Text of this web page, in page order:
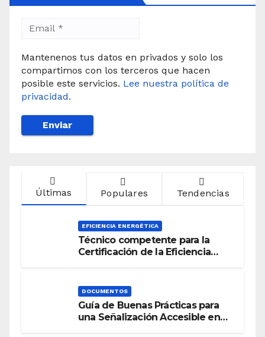
Mantenenos tus datos en privados y solo los
compartimos con los terceros que hacen
posible este servicios. Lee nuestra política de
privacidad.
Últimas Populares Tendencias
EFICIENCIA ENERGÉTICA
Técnico competente para la
Certificación de la Eficiencia
DOCUMENTOS
Guía de Buenas Prácticas para
una Señalización Accesible en